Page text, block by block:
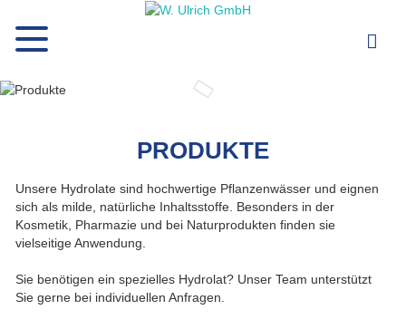
PRODUKTE
Unsere Hydrolate sind hochwertige Pflanzenwässer und eignen
sich als milde, natürliche Inhaltsstoffe. Besonders in der
Kosmetik, Pharmazie und bei Naturprodukten finden sie
vielseitige Anwendung.
Sie benötigen ein spezielles Hydrolat? Unser Team unterstützt
Sie gerne bei individuellen Anfragen.